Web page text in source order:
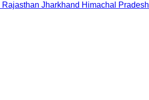
Rajasthan Jharkhand Himachal Pradesh